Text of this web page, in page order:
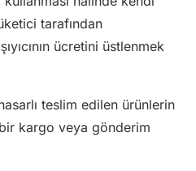
tarafından
ücretini üstlenmek
teslim edilen ürünlerin
kargo veya gönderim